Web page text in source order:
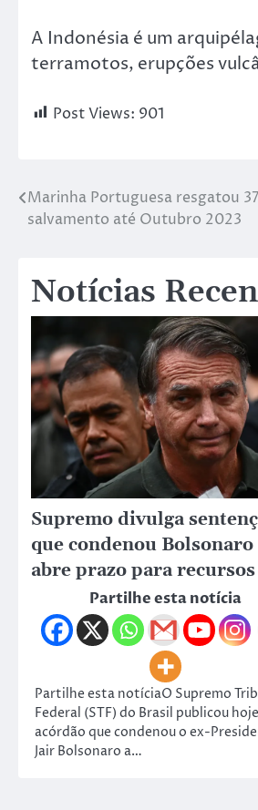
A Indonésia é um
terramotos, erupções
Post Views: 901
Marinha Portuguesa resgatou
salvamento até Outubro 2023
Notícias
Supremo divulga
que condenou Bolsonaro
abre prazo para recursos
Partilhe esta notícia
Partilhe esta notíciaO Supremo
Federal (STF) do Brasil publicou
acórdão que condenou o ex-
Jair Bolsonaro a…